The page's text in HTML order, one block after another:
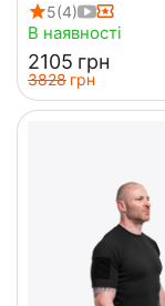
5(4)
В наявності
‍2105‍ грн
‍3828‍ грн